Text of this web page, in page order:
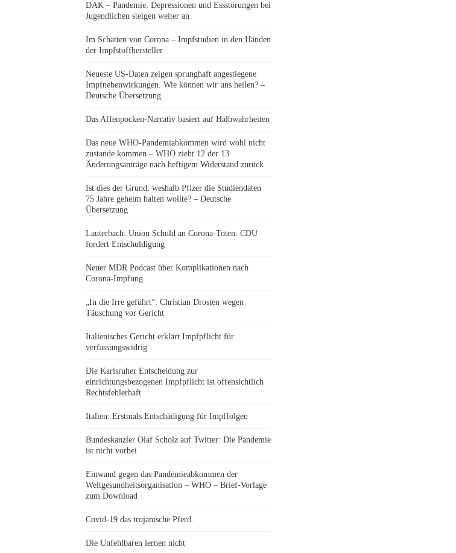
DAK – Pandemie: Depressionen und Essstörungen bei
Jugendlichen steigen weiter an
Im Schatten von Corona – Impfstudien in den Händen
der Impfstoffhersteller
Neueste US-Daten zeigen sprunghaft angestiegene
Impfnebenwirkungen. Wie können wir uns heilen? –
Deutsche Übersetzung
Das Affenpocken-Narrativ basiert auf Halbwahrheiten
Das neue WHO-Pandemiabkommen wird wohl nicht
zustande kommen – WHO zieht 12 der 13
Änderungsanträge nach heftigem Widerstand zurück
Ist dies der Grund, weshalb Pfizer die Studiendaten
75 Jahre geheim halten wollte? – Deutsche
Übersetzung
Lauterbach: Union Schuld an Corona-Toten: CDU
fordert Entschuldigung
Neuer MDR Podcast über Komplikationen nach
Corona-Impfung
„In die Irre geführt“: Christian Drosten wegen
Täuschung vor Gericht
Italienisches Gericht erklärt Impfpflicht für
verfassungswidrig
Die Karlsruher Entscheidung zur
einrichtungsbezogenen Impfpflicht ist offensichtlich
Rechtsfehlerhaft
Italien: Erstmals Entschädigung für Impffolgen
Bundeskanzler Olaf Scholz auf Twitter: Die Pandemie
ist nicht vorbei
Einwand gegen das Pandemieabkommen der
Weltgesundheitsorganisation – WHO – Brief-Vorlage
zum Download
Covid-19 das trojanische Pferd.
Die Unfehlbaren lernen nicht